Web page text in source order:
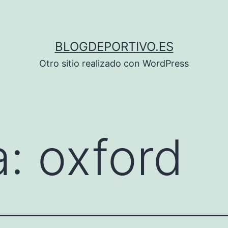
BLOGDEPORTIVO.ES
Otro sitio realizado con WordPress
oxford